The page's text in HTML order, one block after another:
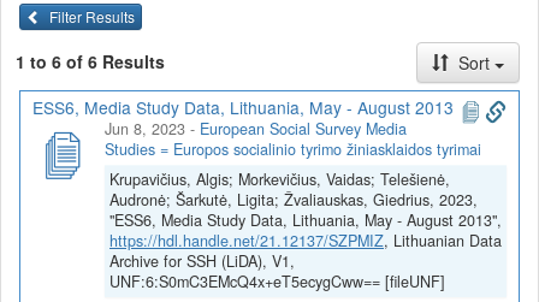
Filter Results
1 to 6 of 6 Results
Sort
ESS6, Media Study Data, Lithuania, May - August 2013
Jun 8, 2023 - European Social Survey Media
Studies = Europos socialinio tyrimo žiniasklaidos tyrimai
Krupavičius, Algis; Morkevičius, Vaidas; Telešienė,
Audronė; Šarkutė, Ligita; Žvaliauskas, Giedrius, 2023,
"ESS6, Media Study Data, Lithuania, May - August 2013",
https://hdl.handle.net/21.12137/SZPMIZ, Lithuanian Data
Archive for SSH (LiDA), V1,
UNF:6:S0mC3EMcQ4x+eT5ecygCww== [fileUNF]